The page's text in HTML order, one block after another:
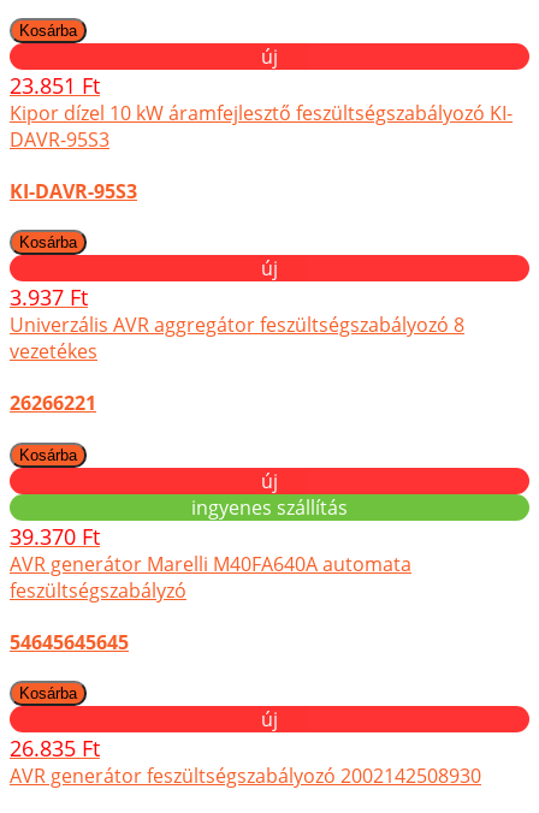
új
23.851 Ft
Kipor dízel 10 kW áramfejlesztő feszültségszabályozó KI-
DAVR-95S3
KI-DAVR-95S3
új
3.937 Ft
Univerzális AVR aggregátor feszültségszabályozó 8
vezetékes
26266221
új
ingyenes szállítás
39.370 Ft
AVR generátor Marelli M40FA640A automata
feszültségszabályzó
54645645645
új
26.835 Ft
AVR generátor feszültségszabályozó 2002142508930